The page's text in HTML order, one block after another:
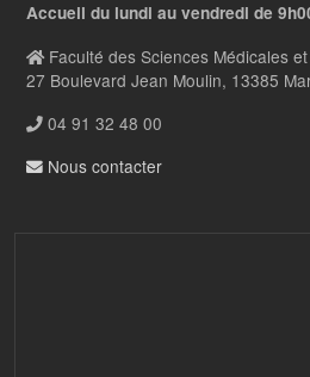
Accueil du lundi au vendredi de
Faculté des Sciences Médicales
27 Boulevard Jean Moulin, 13385
04 91 32 48 00
Nous contacter